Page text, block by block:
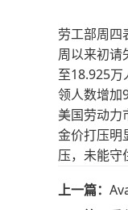
劳工部周四
周以来初请
至18.925
领人数增加
美国劳动力
金价打压明
压，未能守
上一篇：